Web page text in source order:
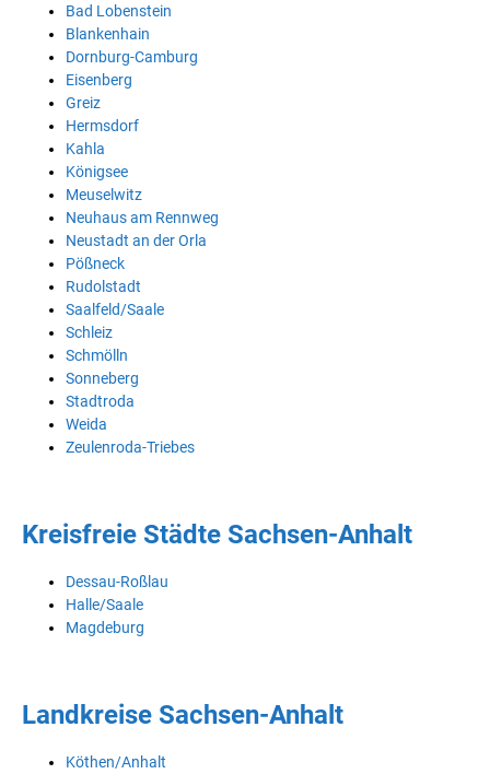
Bad Lobenstein
Blankenhain
Dornburg-Camburg
Eisenberg
Greiz
Hermsdorf
Kahla
Königsee
Meuselwitz
Neuhaus am Rennweg
Neustadt an der Orla
Pößneck
Rudolstadt
Saalfeld/Saale
Schleiz
Schmölln
Sonneberg
Stadtroda
Weida
Zeulenroda-Triebes
Kreisfreie Städte Sachsen-Anhalt
Dessau-Roßlau
Halle/Saale
Magdeburg
Landkreise Sachsen-Anhalt
Köthen/Anhalt